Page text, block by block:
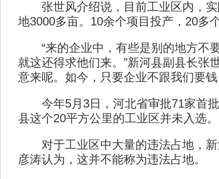
张世风介绍说，目前工业区内，实
地3000多亩。10余个项目投产，20多
“来的企业中，有些是别的地方不
就这还得求他们来。”新河县副县长张
意来呢。如今，只要企业不跟我们要
今年5月3日，河北省审批71家首批
县这个20平方公里的工业区并未入选。
对于工业区中大量的违法占地，新
彦涛认为，这并不能称为违法占地。